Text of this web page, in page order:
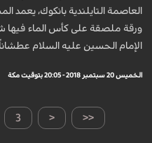
العاصمة التايلندية بانكوك، يعمد
ورقة ملصقة على كأس الماء
الإمام الحسين عليه السلام عطشاناً.
الخميس 20 سبتمبر 2018 - 20:05 بتوقيت مكة
3 < <<